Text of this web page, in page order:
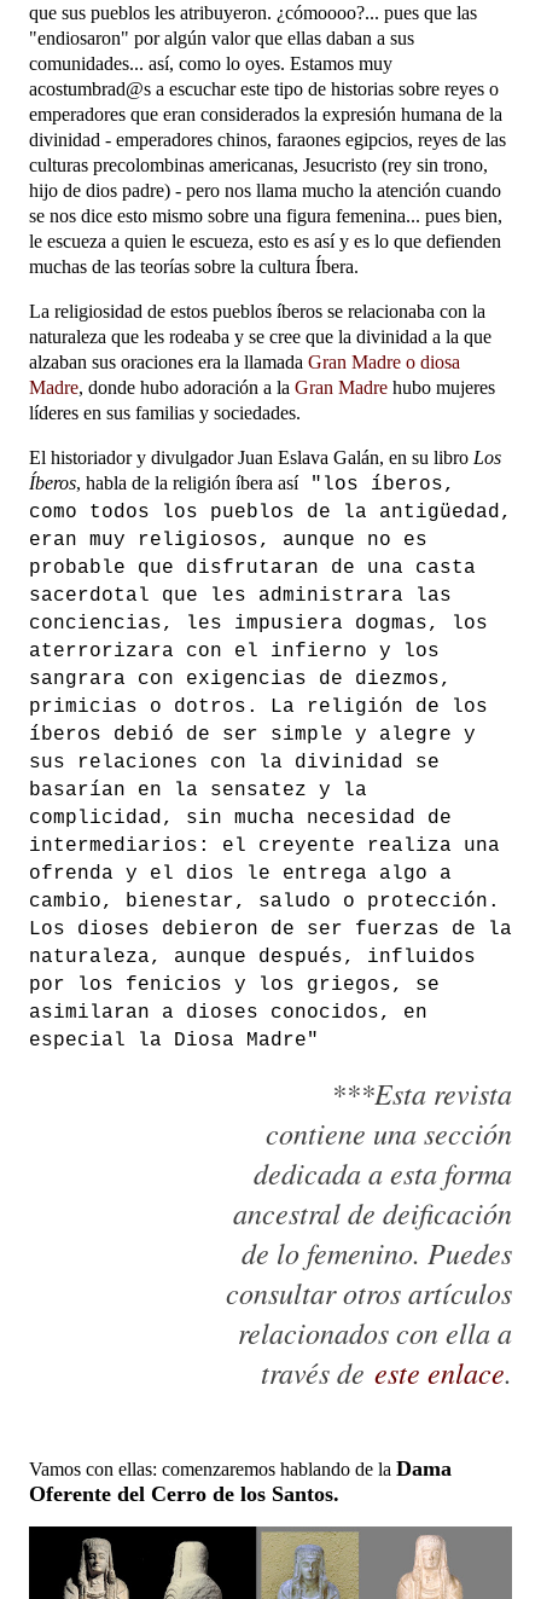
que sus pueblos les atribuyeron. ¿cómoooo?... pues que las
"endiosaron" por algún valor que ellas daban a sus
comunidades... así, como lo oyes. Estamos muy
acostumbrad@s a escuchar este tipo de historias sobre reyes o
emperadores que eran considerados la expresión humana de la
divinidad - emperadores chinos, faraones egipcios, reyes de las
culturas precolombinas americanas, Jesucristo (rey sin trono,
hijo de dios padre) - pero nos llama mucho la atención cuando
se nos dice esto mismo sobre una figura femenina... pues bien,
le escueza a quien le escueza, esto es así y es lo que defienden
muchas de las teorías sobre la cultura Íbera.
La religiosidad de estos pueblos íberos se relacionaba con la
naturaleza que les rodeaba y se cree que la divinidad a la que
alzaban sus oraciones era la llamada Gran Madre o diosa
Madre, donde hubo adoración a la Gran Madre hubo mujeres
líderes en sus familias y sociedades.
El historiador y divulgador Juan Eslava Galán, en su libro Los
Íberos, habla de la religión íbera así
"los íberos,
como todos los pueblos de la antigüedad,
eran muy religiosos, aunque no es
probable que disfrutaran de una casta
sacerdotal que les administrara las
conciencias, les impusiera dogmas, los
aterrorizara con el infierno y los
sangrara con exigencias de diezmos,
primicias o dotros. La religión de los
íberos debió de ser simple y alegre y
sus relaciones con la divinidad se
basarían en la sensatez y la
complicidad, sin mucha necesidad de
intermediarios: el creyente realiza una
ofrenda y el dios le entrega algo a
cambio, bienestar, saludo o protección.
Los dioses debieron de ser fuerzas de la
naturaleza, aunque después, influidos
por los fenicios y los griegos, se
asimilaran a dioses conocidos, en
especial la Diosa Madre"
***Esta revista
contiene una sección
dedicada a esta forma
ancestral de deificación
de lo femenino. Puedes
consultar otros artículos
relacionados con ella a
través de este enlace.
Vamos con ellas: comenzaremos hablando de la Dama
Oferente del Cerro de los Santos.